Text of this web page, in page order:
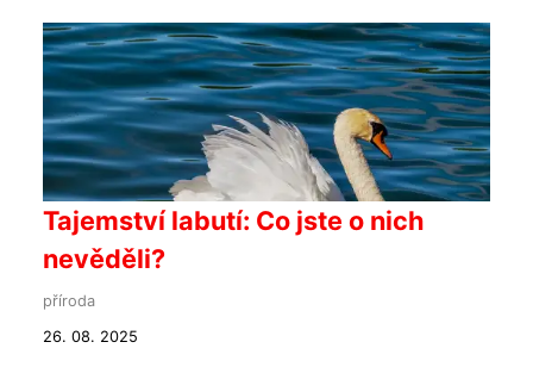
Tajemství labutí: Co jste o nich
nevěděli?
příroda
26. 08. 2025